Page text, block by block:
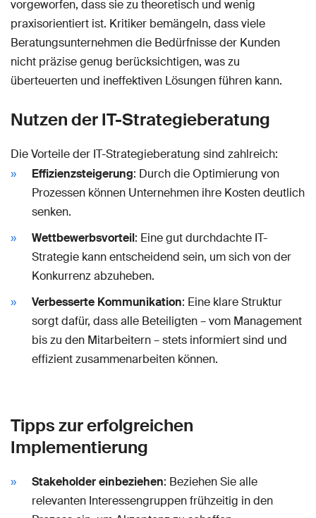
vorgeworfen, dass sie zu theoretisch und wenig
praxisorientiert ist. Kritiker bemängeln, dass viele
Beratungsunternehmen die Bedürfnisse der Kunden
nicht präzise genug berücksichtigen, was zu
überteuerten und ineffektiven Lösungen führen kann.
Nutzen der IT-Strategieberatung
Die Vorteile der IT-Strategieberatung sind zahlreich:
Effizienzsteigerung: Durch die Optimierung von
Prozessen können Unternehmen ihre Kosten deutlich
senken.
Wettbewerbsvorteil: Eine gut durchdachte IT-
Strategie kann entscheidend sein, um sich von der
Konkurrenz abzuheben.
Verbesserte Kommunikation: Eine klare Struktur
sorgt dafür, dass alle Beteiligten – vom Management
bis zu den Mitarbeitern – stets informiert sind und
effizient zusammenarbeiten können.
Tipps zur erfolgreichen
Implementierung
Stakeholder einbeziehen: Beziehen Sie alle
relevanten Interessengruppen frühzeitig in den